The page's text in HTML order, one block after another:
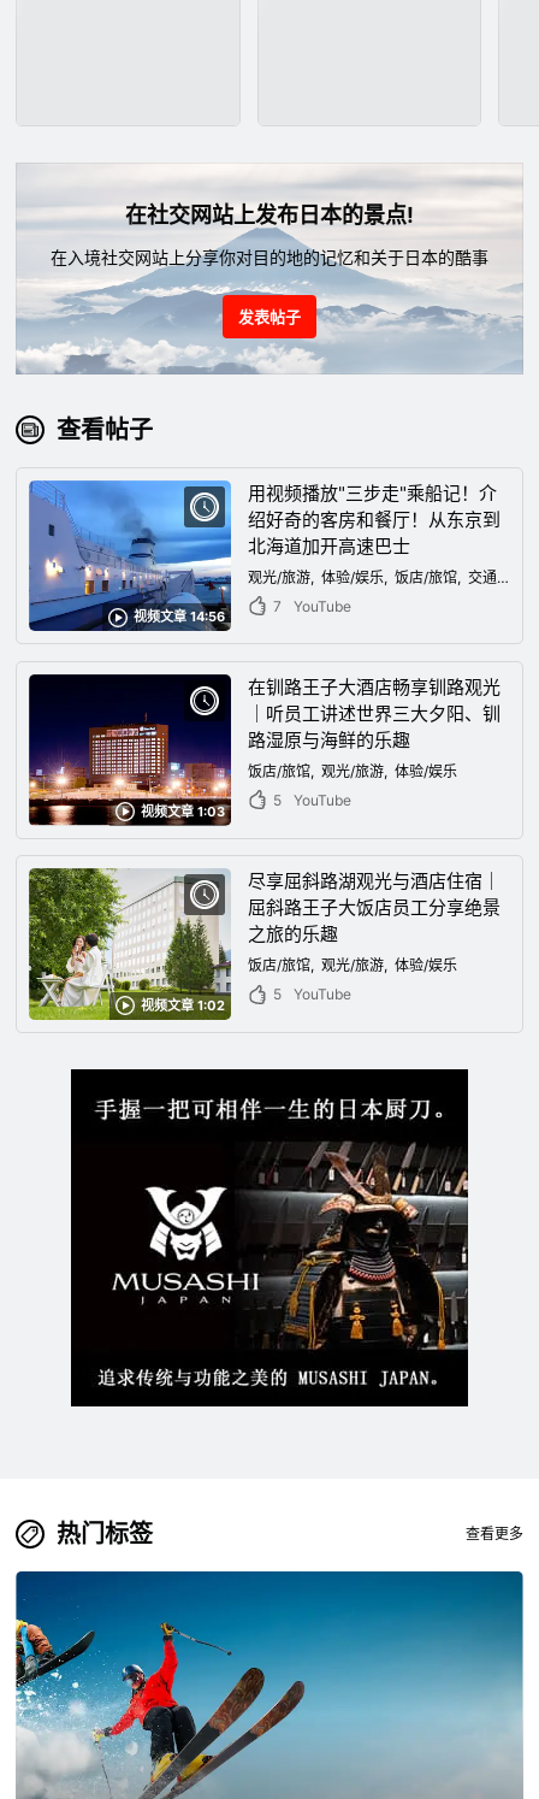
在社交网站上发布日本的景点!
在入境社交网站上分享你对目的地的记忆和关于日本的酷事
发表帖子
查看帖子
视频文章 14:56
用视频播放"三步走"乘船记！介
绍好奇的客房和餐厅！从东京到
北海道加开高速巴士
观光/旅游 体验/娱乐 饭店/旅馆
交通工具
7
YouTube
视频文章 1:03
在钏路王子大酒店畅享钏路观光
｜听员工讲述世界三大夕阳、钏
路湿原与海鲜的乐趣
饭店/旅馆 观光/旅游
体验/娱乐
5
YouTube
视频文章 1:02
尽享屈斜路湖观光与酒店住宿｜
屈斜路王子大饭店员工分享绝景
之旅的乐趣
饭店/旅馆 观光/旅游
体验/娱乐
5
YouTube
热门标签 查看更多